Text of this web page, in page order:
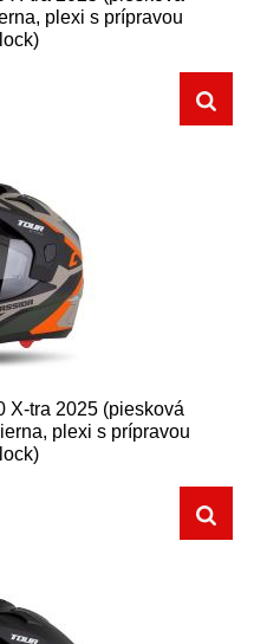
plexi s prípravou
X-tra 2025 (piesková
plexi s prípravou